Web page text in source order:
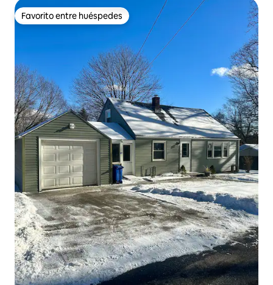
Favorito entre huéspedes
Favorito entre huéspedes